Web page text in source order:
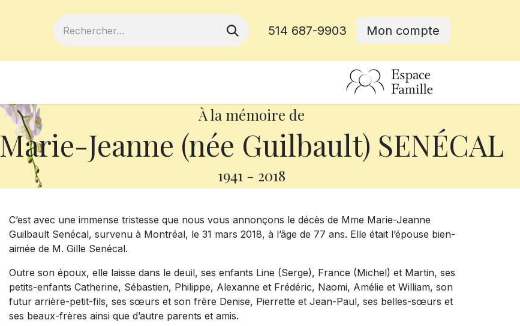
514 687-9903 Mon compte
À la mémoire de
Marie-Jeanne (née Guilbault) SENÉCAL
1941 - 2018
C’est avec une immense tristesse que nous vous annonçons le décès de Mme Marie-Jeanne
Guilbault Senécal, survenu à Montréal, le 31 mars 2018, à l’âge de 77 ans. Elle était l’épouse bien-
aimée de M. Gille Senécal.
Outre son époux, elle laisse dans le deuil, ses enfants Line (Serge), France (Michel) et Martin, ses
petits-enfants Catherine, Sébastien, Philippe, Alexanne et Frédéric, Naomi, Amélie et William, son
futur arrière-petit-fils, ses sœurs et son frère Denise, Pierrette et Jean-Paul, ses belles-sœurs et
ses beaux-frères ainsi que d’autre parents et amis.